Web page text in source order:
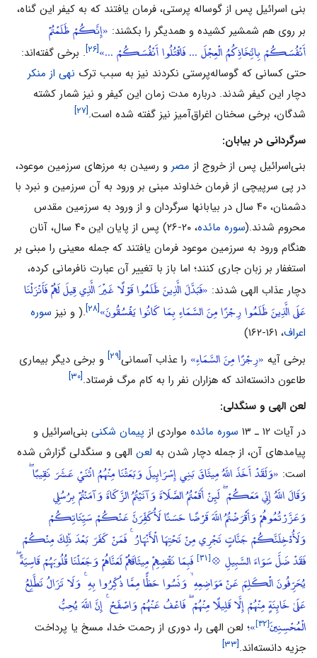
بنى اسرائیل پس از گوساله پرستى، فرمان یافتند که به کیفر این گناه،
بر روى هم شمشیر کشیده و همدیگر را بکشند: «إِنَّكُمْ ظَلَمْتُمْ
أَنْفُسَكُمْ بِاتِّخَاذِكُمُ الْعِجْلَ ... فَاقْتُلُوا أَنْفُسَكُمْ ...»[۲۶]
. برخى گفته‌‌اند:
حتى کسانى که گوساله‌‌پرستى نکردند نیز به سبب ترک نهى از منکر
دچار این کیفر شدند. درباره مدت زمان این کیفر و نیز شمار کشته
شدگان، برخى سخنان اغراق‌‌آمیز نیز گفته شده است.[۲۷]
سرگردانى در بیابان:
بنى‌‌اسرائیل پس از خروج از مصر و رسیدن به مرزهاى سرزمین موعود،
در پى سرپیچى از فرمان خداوند مبنى بر ورود به آن سرزمین و نبرد با
دشمنان، ۴۰ سال در بیابانها سرگردان و از ورود به سرزمین مقدس
محروم شدند.(سوره مائده
، ۲۰-۲۶) پس از پایان این ۴۰ سال، آنان
هنگام ورود به سرزمین موعود فرمان یافتند که جمله معینى را مبنى بر
استغفار بر زبان جارى کنند؛ اما باز با تغییر آن عبارت نافرمانى کرده،
دچار عذاب الهى شدند: «فَبَدَّلَ الَّذِينَ ظَلَمُوا قَوْلًا غَيْرَ الَّذِي قِيلَ لَهُمْ فَأَنْزَلْنَا
عَلَى الَّذِينَ ظَلَمُوا رِجْزًا مِنَ السَّمَاءِ بِمَا كَانُوا يَفْسُقُونَ»[۲۸] .( و نیز سوره
اعراف، ۱۶۱-۱۶۲)
برخى آیه «رِجْزًا مِنَ السَّمَاءِ» را عذاب آسمانى[۲۹]
و برخى دیگر بیمارى
طاعون دانسته‌‌اند که هزاران نفر را به کام مرگ فرستاد.[۳۰]
لعن الهى و سنگدلى:
در آیات ۱۲ ـ ۱۳
سوره مائده مواردى از پیمان شکنی بنى‌‌اسرائیل و
پیامدهاى آن، از جمله دچار شدن به لعن الهى و سنگدلى گزارش شده
است: «وَلَقَدْ أَخَذَ اللَّهُ مِيثَاقَ بَنِي إِسْرَائِيلَ وَبَعَثْنَا مِنْهُمُ اثْنَيْ عَشَرَ نَقِيبًا ۖ
وَقَالَ اللَّهُ إِنِّي مَعَكُمْ ۖ لَئِنْ أَقَمْتُمُ الصَّلَاةَ وَآتَيْتُمُ الزَّكَاةَ وَآمَنْتُمْ بِرُسُلِي
وَعَزَّرْتُمُوهُمْ وَأَقْرَضْتُمُ اللَّهَ قَرْضًا حَسَنًا لَأُكَفِّرَنَّ عَنْكُمْ سَيِّئَاتِكُمْ
وَلَأُدْخِلَنَّكُمْ جَنَّاتٍ تَجْرِي مِنْ تَحْتِهَا الْأَنْهَارُ ۚ فَمَنْ كَفَرَ بَعْدَ ذَٰلِكَ مِنْكُمْ
فَقَدْ ضَلَّ سَوَاءَ السَّبِيلِ 💠[۳۱]
فَبِمَا نَقْضِهِمْ مِيثَاقَهُمْ لَعَنَّاهُمْ وَجَعَلْنَا قُلُوبَهُمْ قَاسِيَةً ۖ
يُحَرِّفُونَ الْكَلِمَ عَنْ مَوَاضِعِهِ ۙ وَنَسُوا حَظًّا مِمَّا ذُكِّرُوا بِهِ ۚ وَلَا تَزَالُ تَطَّلِعُ
عَلَىٰ خَائِنَةٍ مِنْهُمْ إِلَّا قَلِيلًا مِنْهُمْ ۖ فَاعْفُ عَنْهُمْ وَاصْفَحْ ۚ إِنَّ اللَّهَ يُحِبُّ
الْمُحْسِنِينَ[۳۲] »؛ لعن الهى را، دورى از رحمت خدا، مسخ یا پرداخت
جزیه دانسته‌‌اند.[۳۳]